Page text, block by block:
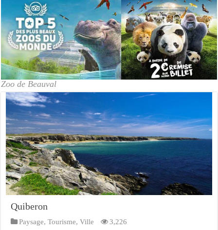
Zoo de Beauval
Quiberon
Paysage,Tourisme,Ville 3,226